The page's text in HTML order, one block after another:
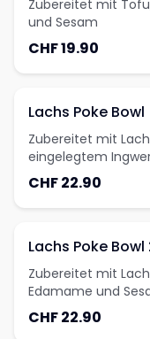
Zubereitet mit
und Sesam
CHF 19.90
Lachs Poke Bowl
Zubereitet mit
eingelegtem
CHF 22.90
Lachs Poke Bowl
Zubereitet mit
Edamame und
CHF 22.90